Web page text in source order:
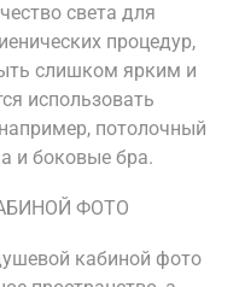
света для
процедур,
слишком ярким и
использовать
потолочный
и боковые бра.
ФОТО
кабиной фото